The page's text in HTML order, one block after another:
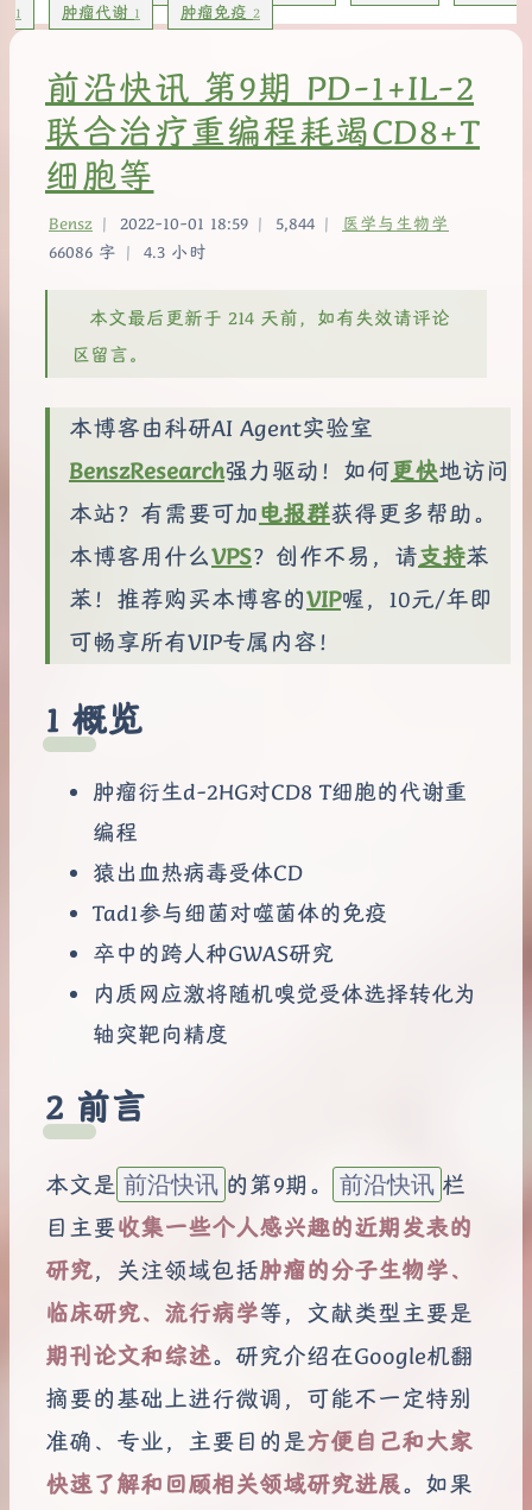
1 肿瘤代谢 1 肿瘤免疫 2
前沿快讯 第9期 PD-1+IL-2
联合治疗重编程耗竭CD8+T
细胞等
Bensz | 2022-10-01 18:59 | 5,844 |
医学与生物学
66086 字 | 4.3 小时
本文最后更新于 214 天前，如有失效请评论
区留言。
本博客由科研AI Agent实验室
BenszResearch强力驱动！如何更快地访问
本站？有需要可加电报群获得更多帮助。
本博客用什么VPS？创作不易，请支持苯
苯！推荐购买本博客的VIP喔，10元/年即
可畅享所有VIP专属内容！
概览
肿瘤衍生d-2HG对CD8 T细胞的代谢重
编程
猿出血热病毒受体CD
Tad1参与细菌对噬菌体的免疫
卒中的跨人种GWAS研究
内质网应激将随机嗅觉受体选择转化为
轴突靶向精度
前言
本文是 前沿快讯 的第9期。 前沿快讯 栏
目主要收集一些个人感兴趣的近期发表的
研究，关注领域包括肿瘤的分子生物学、
临床研究、流行病学等，文献类型主要是
期刊论文和综述。研究介绍在Google机翻
摘要的基础上进行微调，可能不一定特别
准确、专业，主要目的是方便自己和大家
快速了解和回顾相关领域研究进展。如果